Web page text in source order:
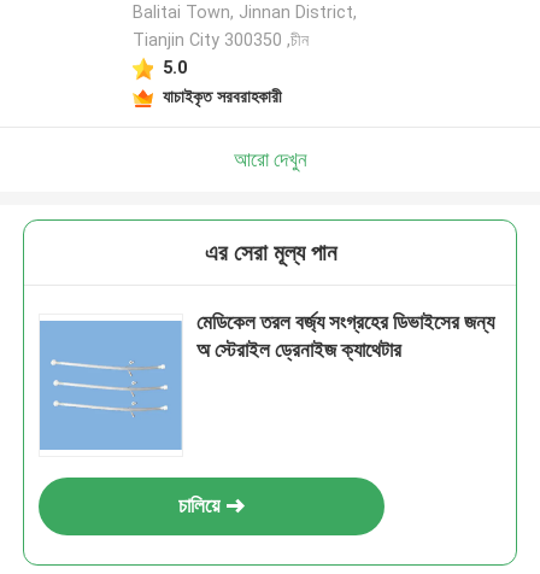
Balitai Town, Jinnan District,
Tianjin City 300350 ,চীন
5.0
যাচাইকৃত সরবরাহকারী
আরো দেখুন
এর সেরা মূল্য পান
মেডিকেল তরল বর্জ্য সংগ্রহের ডিভাইসের জন্য
অ স্টেরাইল ড্রেনাইজ ক্যাথেটার
চালিয়ে